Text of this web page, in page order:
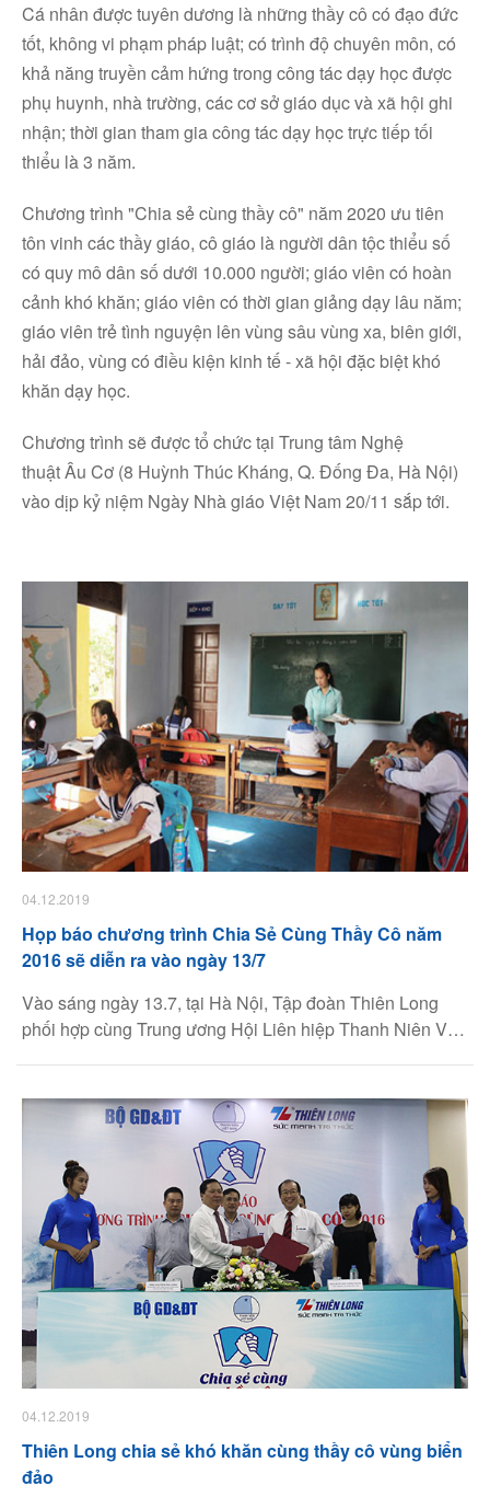
Cá nhân được tuyên dương là những thầy cô có đạo đức
tốt, không vi phạm pháp luật; có trình độ chuyên môn, có
khả năng truyền cảm hứng trong công tác dạy học được
phụ huynh, nhà trường, các cơ sở giáo dục và xã hội ghi
nhận; thời gian tham gia công tác dạy học trực tiếp tối
thiểu là 3 năm.
Chương trình "Chia sẻ cùng thầy cô" năm 2020 ưu tiên
tôn vinh các thầy giáo, cô giáo là người dân tộc thiểu số
có quy mô dân số dưới 10.000 người; giáo viên có hoàn
cảnh khó khăn; giáo viên có thời gian giảng dạy lâu năm;
giáo viên trẻ tình nguyện lên vùng sâu vùng xa, biên giới,
hải đảo, vùng có điều kiện kinh tế - xã hội đặc biệt khó
khăn dạy học.
Chương trình sẽ được tổ chức tại Trung tâm Nghệ
thuật Âu Cơ (8 Huỳnh Thúc Kháng, Q. Đống Đa, Hà Nội)
vào dịp kỷ niệm Ngày Nhà giáo Việt Nam 20/11 sắp tới.
04.12.2019
Họp báo chương trình Chia Sẻ Cùng Thầy Cô năm
2016 sẽ diễn ra vào ngày 13/7
Vào sáng ngày 13.7, tại Hà Nội, Tập đoàn Thiên Long
phối hợp cùng Trung ương Hội Liên hiệp Thanh Niên Việt
nay, chương trình triển khai nhiều hoạt động hỗ trợ giáo
viên vùng biển đảo.
04.12.2019
Thiên Long chia sẻ khó khăn cùng thầy cô vùng biển
đảo
Youtube
Linkedin